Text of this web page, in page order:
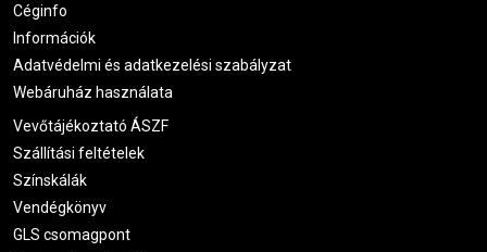
Céginfo
Információk
Adatvédelmi és adatkezelési szabályzat
Webáruház használata
Vevőtájékoztató ÁSZF
Szállítási feltételek
Színskálák
Vendégkönyv
GLS csomagpont